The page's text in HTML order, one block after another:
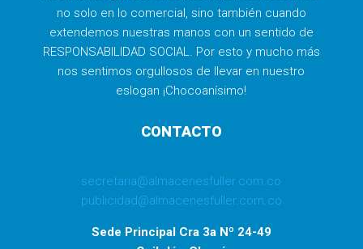
no solo en lo comercial, sino también cuando
extendemos nuestras manos con un sentido de
RESPONSABILIDAD SOCIAL. Por esto y mucho más
nos sentimos orgullosos de llevar en nuestro
eslogan ¡Chocoanísimo!
CONTACTO
secretaria@almacenesfuller.com.co
publicidad@almacenesfuller.com.co
Sede Principal Cra 3a Nº 24-49